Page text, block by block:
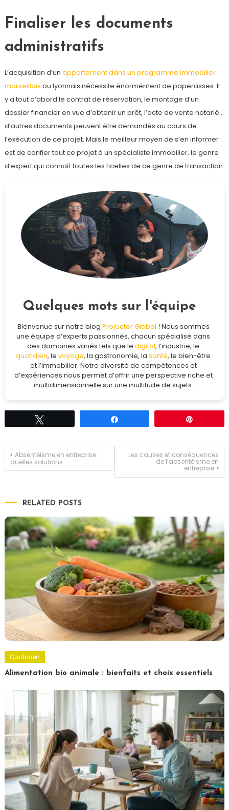
Finaliser les documents
administratifs
L’acquisition d’un appartement dans un programme immobilier
marseillais ou lyonnais nécessite énormément de paperasses. Il
y a tout d’abord le contrat de réservation, le montage d’un
dossier financier en vue d’obtenir un prêt, l’acte de vente notarié…
d’autres documents peuvent être demandés au cours de
l’exécution de ce projet. Mais le meilleur moyen de s’en informer
est de confier tout ce projet à un spécialiste immobilier, le genre
d’expert qui connaît toutes les ficelles de ce genre de transaction.
Quelques mots sur l'équipe
Bienvenue sur notre blog Projector Global ! Nous sommes
une équipe d’experts passionnés, chacun spécialisé dans
des domaines variés tels que le digital, l’industrie, le
quotidien, le voyage, la gastronomie, la santé, le bien-être
et l’immobilier. Notre diversité de compétences et
d’expériences nous permet d’offrir une perspective riche et
multidimensionnelle sur une multitude de sujets.
Navigation
l’article
Absentéisme en entreprise :
quelles solutions
Les causes et conséquences
de l’absentéisme en
entreprise
RELATED POSTS
Quotidien
Alimentation bio animale : bienfaits et choix essentiels